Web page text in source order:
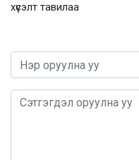
хүсэлт тавилаа